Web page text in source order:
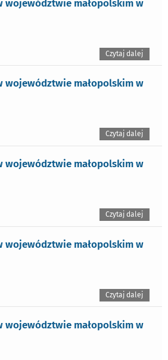
województwie małopolskim w
Czytaj dalej
województwie małopolskim w
Czytaj dalej
województwie małopolskim w
Czytaj dalej
województwie małopolskim w
Czytaj dalej
województwie małopolskim w